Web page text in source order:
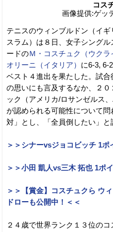
コス
画像提供:ゲッ
テニスのウィンブルドン（イ
スラム）は８日、女子シング
ードのＭ・コスチュク（ウクラ
オリーニ（イタリア） に6-3, 6-
ベスト４進出を果たした。試
の思いにも言及するなか、２
ック（アメリカ/ロサンゼルス
が認められる可能性について
対」とし、「全員倒したい」と
＞＞シナーvsジョコビッチ 1ポ
＞＞小田 凱人vs三木 拓也 1ポ
＞＞【賞金】コスチュクら ウ
ドローも公開中！＜＜
２４歳で世界ランク１３位の